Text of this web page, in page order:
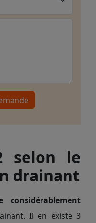
selon le
drainant
Il en existe 3